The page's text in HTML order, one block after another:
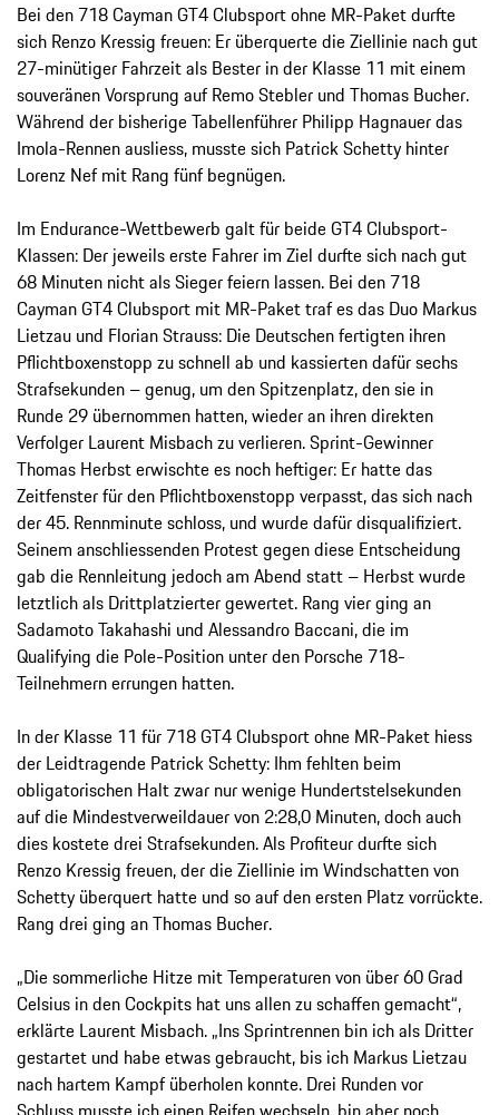
Bei den 718 Cayman GT4 Clubsport ohne MR-Paket durfte
sich Renzo Kressig freuen: Er überquerte die Ziellinie nach gut
27-minütiger Fahrzeit als Bester in der Klasse 11 mit einem
souveränen Vorsprung auf Remo Stebler und Thomas Bucher.
Während der bisherige Tabellenführer Philipp Hagnauer das
Imola-Rennen ausliess, musste sich Patrick Schetty hinter
Lorenz Nef mit Rang fünf begnügen.
Im Endurance-Wettbewerb galt für beide GT4 Clubsport-
Klassen: Der jeweils erste Fahrer im Ziel durfte sich nach gut
68 Minuten nicht als Sieger feiern lassen. Bei den 718
Cayman GT4 Clubsport mit MR-Paket traf es das Duo Markus
Lietzau und Florian Strauss: Die Deutschen fertigten ihren
Pflichtboxenstopp zu schnell ab und kassierten dafür sechs
Strafsekunden – genug, um den Spitzenplatz, den sie in
Runde 29 übernommen hatten, wieder an ihren direkten
Verfolger Laurent Misbach zu verlieren. Sprint-Gewinner
Thomas Herbst erwischte es noch heftiger: Er hatte das
Zeitfenster für den Pflichtboxenstopp verpasst, das sich nach
der 45. Rennminute schloss, und wurde dafür disqualifiziert.
Seinem anschliessenden Protest gegen diese Entscheidung
gab die Rennleitung jedoch am Abend statt – Herbst wurde
letztlich als Drittplatzierter gewertet. Rang vier ging an
Sadamoto Takahashi und Alessandro Baccani, die im
Qualifying die Pole-Position unter den Porsche 718-
Teilnehmern errungen hatten.
In der Klasse 11 für 718 GT4 Clubsport ohne MR-Paket hiess
der Leidtragende Patrick Schetty: Ihm fehlten beim
obligatorischen Halt zwar nur wenige Hundertstelsekunden
auf die Mindestverweildauer von 2:28,0 Minuten, doch auch
dies kostete drei Strafsekunden. Als Profiteur durfte sich
Renzo Kressig freuen, der die Ziellinie im Windschatten von
Schetty überquert hatte und so auf den ersten Platz vorrückte.
Rang drei ging an Thomas Bucher.
„Die sommerliche Hitze mit Temperaturen von über 60 Grad
Celsius in den Cockpits hat uns allen zu schaffen gemacht“,
erklärte Laurent Misbach. „Ins Sprintrennen bin ich als Dritter
gestartet und habe etwas gebraucht, bis ich Markus Lietzau
nach hartem Kampf überholen konnte. Drei Runden vor